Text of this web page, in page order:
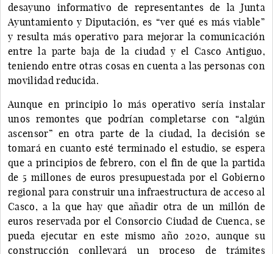
desayuno informativo de representantes de la Junta
Ayuntamiento y Diputación, es “ver qué es más viable”
y resulta más operativo para mejorar la comunicación
entre la parte baja de la ciudad y el Casco Antiguo,
teniendo entre otras cosas en cuenta a las personas con
movilidad reducida.
Aunque en principio lo más operativo sería instalar
unos remontes que podrían completarse con “algún
ascensor” en otra parte de la ciudad, la decisión se
tomará en cuanto esté terminado el estudio, se espera
que a principios de febrero, con el fin de que la partida
de 5 millones de euros presupuestada por el Gobierno
regional para construir una infraestructura de acceso al
Casco, a la que hay que añadir otra de un millón de
euros reservada por el Consorcio Ciudad de Cuenca, se
pueda ejecutar en este mismo año 2020, aunque su
construcción conllevará un proceso de trámites